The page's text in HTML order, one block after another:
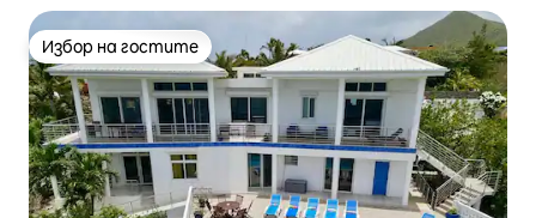
Избор на гостите
Избор на гостите